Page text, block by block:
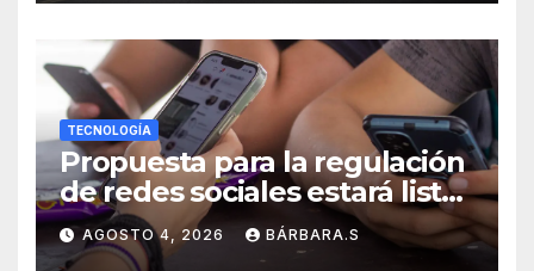
TECNOLOGÍA
Propuesta para la regulación
de redes sociales estará lista
a finales de agosto:
Sheinbaum
AGOSTO 4, 2026 BÁRBARA.S